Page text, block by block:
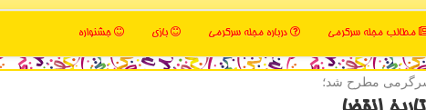
مطالب مجله سرگرمی درباره مجله سرگرمی بازی جشنواره
مطرح شد؛